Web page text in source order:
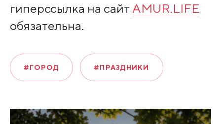
гиперссылка на сайт AMUR.LIFE
обязательна.
#ГОРОД #ПРАЗДНИКИ